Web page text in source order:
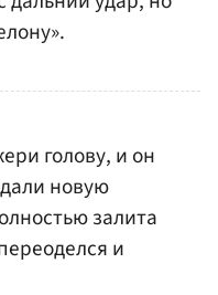
голову, и он
новую
залита
и